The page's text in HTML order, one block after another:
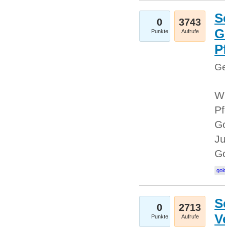
0
Punkte
3743
Aufrufe
0
Punkte
2713
Aufrufe